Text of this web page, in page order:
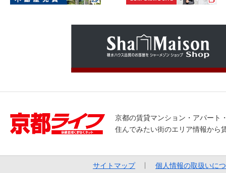
京都の賃貸マンション・アパート
住んでみたい街のエリア情報から
サイトマップ 個人情報の取扱いに